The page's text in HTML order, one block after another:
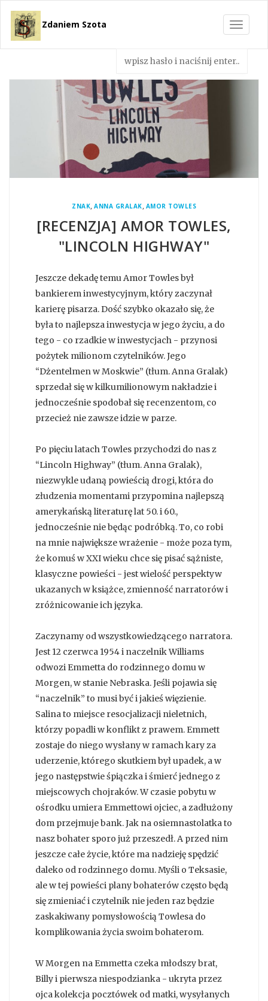
Toggle
Zdaniem Szota
ZNAK, ANNA GRALAK, AMOR TOWLES
[RECENZJA] AMOR TOWLES,
"LINCOLN HIGHWAY"
Jeszcze dekadę temu Amor Towles był
bankierem inwestycyjnym, który zaczynał
karierę pisarza. Dość szybko okazało się, że
była to najlepsza inwestycja w jego życiu, a do
tego - co rzadkie w inwestycjach - przynosi
pożytek milionom czytelników. Jego
“Dżentelmen w Moskwie” (tłum. Anna Gralak)
sprzedał się w kilkumilionowym nakładzie i
jednocześnie spodobał się recenzentom, co
przecież nie zawsze idzie w parze.
Po pięciu latach Towles przychodzi do nas z
“Lincoln Highway” (tłum. Anna Gralak),
niezwykle udaną powieścią drogi, która do
złudzenia momentami przypomina najlepszą
amerykańską literaturę lat 50. i 60.,
jednocześnie nie będąc podróbką. To, co robi
na mnie największe wrażenie - może poza tym,
że komuś w XXI wieku chce się pisać sążniste,
klasyczne powieści - jest wielość perspektyw
ukazanych w książce, zmienność narratorów i
zróżnicowanie ich języka.
Zaczynamy od wszystkowiedzącego narratora.
Jest 12 czerwca 1954 i naczelnik Williams
odwozi Emmetta do rodzinnego domu w
Morgen, w stanie Nebraska. Jeśli pojawia się
“naczelnik” to musi być i jakieś więzienie.
Salina to miejsce resocjalizacji nieletnich,
którzy popadli w konflikt z prawem. Emmett
zostaje do niego wysłany w ramach kary za
uderzenie, którego skutkiem był upadek, a w
jego następstwie śpiączka i śmierć jednego z
miejscowych chojraków. W czasie pobytu w
ośrodku umiera Emmettowi ojciec, a zadłużony
dom przejmuje bank. Jak na osiemnastolatka to
nasz bohater sporo już przeszedł. A przed nim
jeszcze całe życie, które ma nadzieję spędzić
daleko od rodzinnego domu. Myśli o Teksasie,
ale w tej powieści plany bohaterów często będą
się zmieniać i czytelnik nie jeden raz będzie
zaskakiwany pomysłowością Towlesa do
komplikowania życia swoim bohaterom.
W Morgen na Emmetta czeka młodszy brat,
Billy i pierwsza niespodzianka - ukryta przez
ojca kolekcja pocztówek od matki, wysyłanych